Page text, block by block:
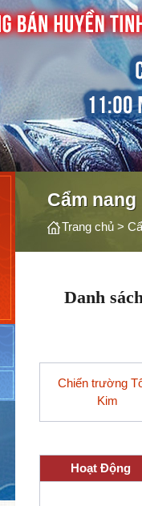
Cẩm nang
Trang chủ >
Danh
Chiến trường
Kim
Hoạt Động